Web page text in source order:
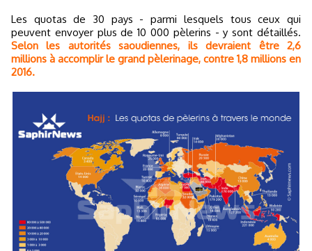
Les quotas de 30 pays - parmi lesquels tous ceux qui
peuvent envoyer plus de 10 000 pèlerins - y sont détaillés.
Selon les autorités saoudiennes, ils devraient être 2,6
millions à accomplir le grand pèlerinage, contre 1,8 millions en
2016.